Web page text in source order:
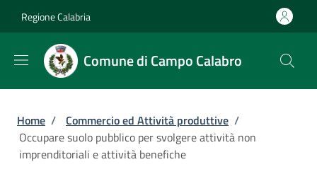
Regione Calabria
Comune di Campo Calabro
Briciole di pane
Home / Commercio ed Attività produttive /
Occupare suolo pubblico per svolgere attività non
imprenditoriali e attività benefiche